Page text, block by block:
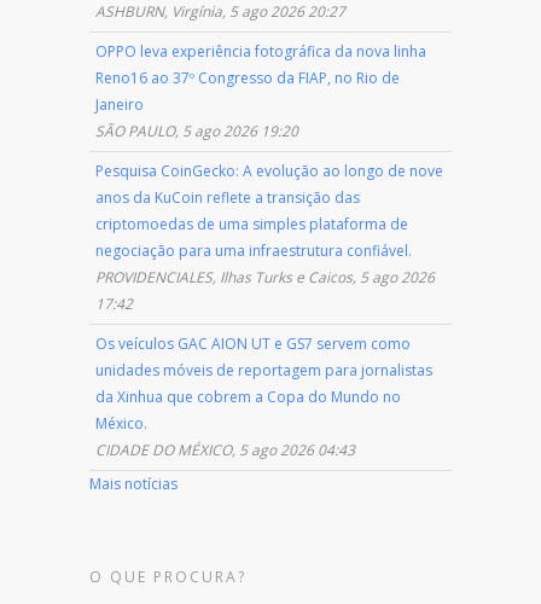
ASHBURN, Virgínia, 5 ago 2026 20:27
OPPO leva experiência fotográfica da nova linha
Reno16 ao 37º Congresso da FIAP, no Rio de
Janeiro
SÃO PAULO, 5 ago 2026 19:20
Pesquisa CoinGecko: A evolução ao longo de nove
anos da KuCoin reflete a transição das
criptomoedas de uma simples plataforma de
negociação para uma infraestrutura confiável.
PROVIDENCIALES, Ilhas Turks e Caicos, 5 ago 2026
17:42
Os veículos GAC AION UT e GS7 servem como
unidades móveis de reportagem para jornalistas
da Xinhua que cobrem a Copa do Mundo no
México.
CIDADE DO MÉXICO, 5 ago 2026 04:43
Mais notícias
O QUE PROCURA?